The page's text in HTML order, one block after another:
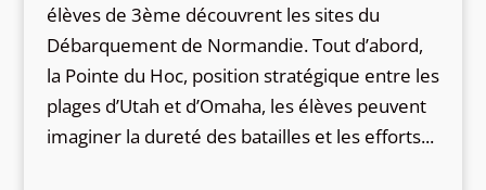
élèves de 3ème découvrent les sites du
Débarquement de Normandie. Tout d’abord,
la Pointe du Hoc, position stratégique entre les
plages d’Utah et d’Omaha, les élèves peuvent
imaginer la dureté des batailles et les efforts...